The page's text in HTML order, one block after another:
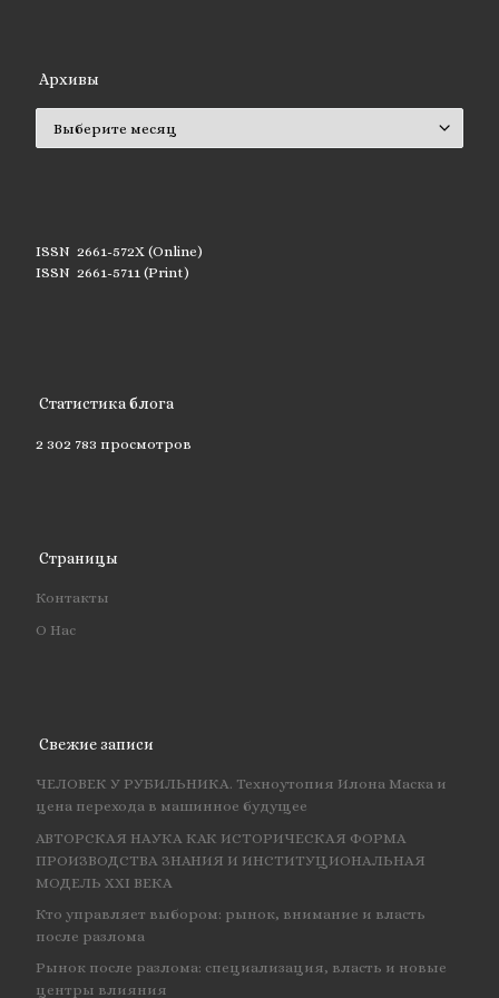
Архивы
ISSN 2661-572X (Online)
ISSN 2661-5711 (Print)
Статистика блога
2 302 783 просмотров
Страницы
Контакты
О Нас
Свежие записи
ЧЕЛОВЕК У РУБИЛЬНИКА. Техноутопия Илона Маска и
цена перехода в машинное будущее
АВТОРСКАЯ НАУКА КАК ИСТОРИЧЕСКАЯ ФОРМА
ПРОИЗВОДСТВА ЗНАНИЯ И ИНСТИТУЦИОНАЛЬНАЯ
МОДЕЛЬ XXI ВЕКА
Кто управляет выбором: рынок, внимание и власть
после разлома
Рынок после разлома: специализация, власть и новые
центры влияния